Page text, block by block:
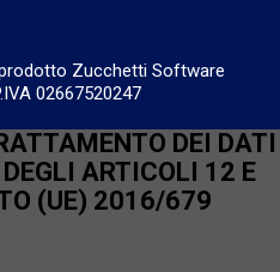
Zucchetti Software
02667520247
DEI DATI
ARTICOLI 12 E
(UE) 2016/679